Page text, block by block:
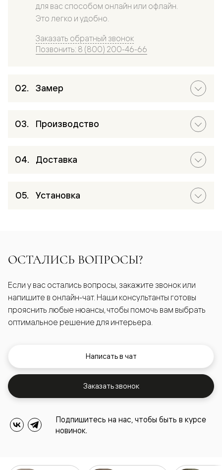
для вас способом онлайн или офлайн.
Это легко и удобно.
Заказать обратный звонок
Позвонить: 8 (800) 200-46-66
Замер
Производство
Доставка
Установка
ОСТАЛИСЬ ВОПРОСЫ?
Если у вас остались вопросы, закажите звонок или
напишите в онлайн-чат. Наши консультанты готовы
прояснить любые нюансы, чтобы помочь вам выбрать
оптимальное решение для интерьера.
Написать в чат
Заказать звонок
Подпишитесь на нас, чтобы быть в курсе
новинок.